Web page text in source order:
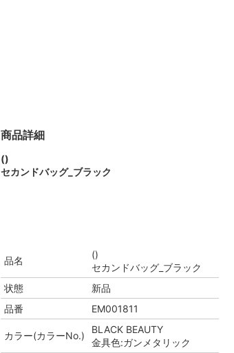
商品詳細
()
セカンドバッグ_ブラック
品名
()
セカンドバッグ_ブラック
状態
新品
品番
EM001811
カラー(カラーNo.)
BLACK BEAUTY
金具色:ガンメタリック